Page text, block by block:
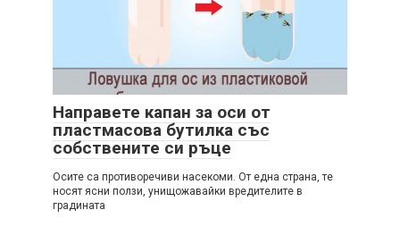
Направете капан за оси от
пластмасова бутилка със
собствените си ръце
Осите са противоречиви насекоми. От една страна, те
носят ясни ползи, унищожавайки вредителите в
градината